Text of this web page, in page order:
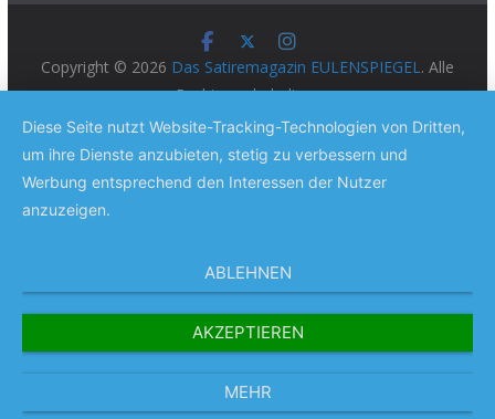
Copyright © 2026 Das Satiremagazin EULENSPIEGEL . Alle
Rechte vorbehalten.
Theme:ColorMag Pro von ThemeGrill. Präsentiert von
WordPress.
Diese Seite nutzt Website-Tracking-Technologien von Dritten,
um ihre Dienste anzubieten, stetig zu verbessern und
Werbung entsprechend den Interessen der Nutzer
anzuzeigen.
ABLEHNEN
AKZEPTIEREN
MEHR